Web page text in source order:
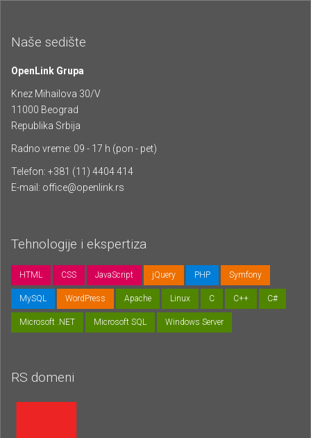
Naše sedište
OpenLink Grupa
Knez Mihailova 30/V
11000 Beograd
Republika Srbija
Radno vreme: 09 - 17 h (pon - pet)
Telefon: +381 (11) 4404 414
E-mail: office@openlink.rs
Tehnologije i ekspertiza
HTML CSS JavaScript jQuery PHP Symfony
MySQL WordPress Apache Linux C C++ C#
Microsoft .NET Microsoft SQL Windows Server
RS domeni